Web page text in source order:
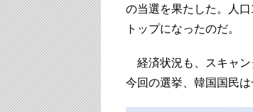
の当選を果たした。人
トップになったのだ。
経済状況も、スキャン
今回の選挙、韓国国民